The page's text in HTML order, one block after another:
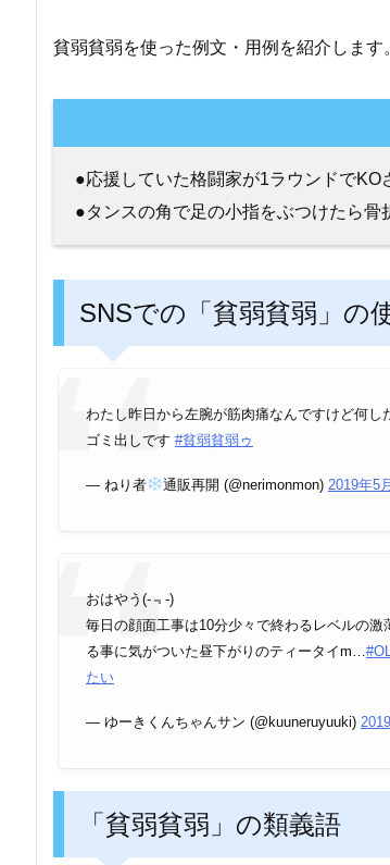
貧弱貧弱を使った例文・用例を紹介します
●応援していた格闘家が1ラウンドでKO
●タンスの角で足の小指をぶつけたら骨
SNSでの「貧弱貧弱」の
わたし昨日から左腕が筋肉痛なんですけど何し
ゴミ出しです #貧弱貧弱ゥ
— ねり者 通販再開 (@nerimonmon) 2019年5
おはやう(-﹃-)
毎日の顔面工事は10分少々で終わるレベルの
る事に気がついた昼下がりのティータイm…
たい
— ゆーきくんちゃんサン (@kuuneruyuuki)
「貧弱貧弱」の類義語